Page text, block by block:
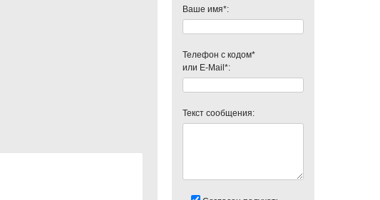
Ваше имя*:
Телефон с кодом*
или E-Mail*:
Текст сообщения: